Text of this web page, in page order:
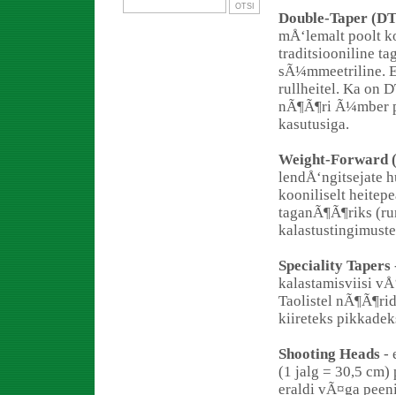
Double-Taper
mÅ‘lemalt poolt
traditsiooniline
sÃ¼mmeetriline.
rullheitel. Ka on
nÃ¶Ã¶ri Ã¼mber
kasutusiga.
Weight-Forward
lendÅ‘ngitsejate
kooniliselt
taganÃ¶Ã¶riks
Speciality Tapers
kalastamisviisi
Taolistel
kiireteks
Shooting Heads -
(1 jalg = 30,5 cm)
eraldi vÃ¤ga